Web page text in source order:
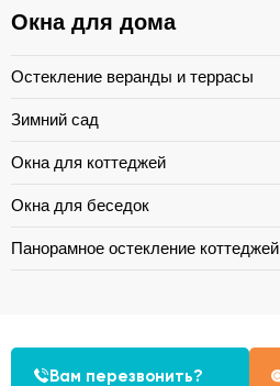
Окна для дома
Остекление веранды и террасы
Зимний сад
Окна для коттеджей
Окна для беседок
Панорамное остекление коттеджей
Вам перезвонить?